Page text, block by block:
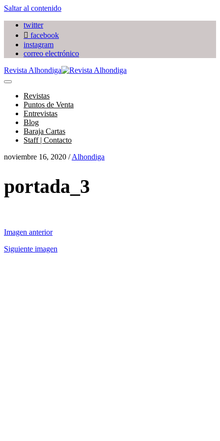
Saltar al contenido
twitter
facebook
instagram
correo electrónico
Revista Alhondiga
Revistas
Puntos de Venta
Entrevistas
Blog
Baraja Cartas
Staff | Contacto
noviembre 16, 2020 /Alhondiga
portada_3
Imagen anterior
Siguiente imagen